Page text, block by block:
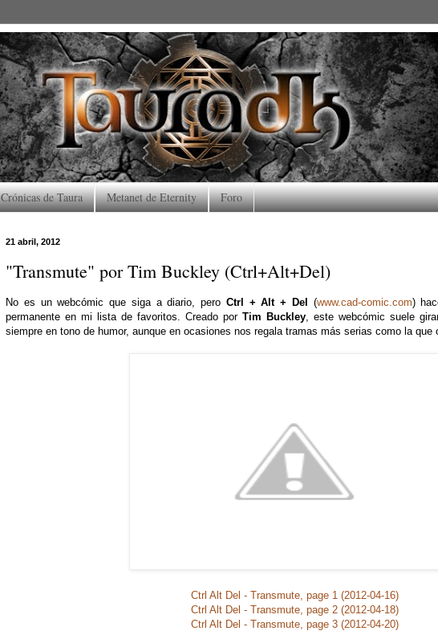
Crónicas de Taura Metanet de Eternity Foro
21 abril, 2012
"Transmute" por Tim Buckley (Ctrl+Alt+Del)
No es un webcómic que siga a diario, pero Ctrl + Alt + Del (www.cad-comic.com)
permanente en mi lista de favoritos. Creado por Tim Buckley, este webcómic suele
siempre en tono de humor, aunque en ocasiones nos regala tramas más serias como la que
Ctrl Alt Del - Transmute, page 1 (2012-04-16)
Ctrl Alt Del - Transmute, page 2 (2012-04-18)
Ctrl Alt Del - Transmute, page 3 (2012-04-20)